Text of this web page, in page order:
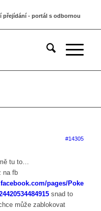
přejídání - portál s odbornou
#14305
tu to…
na fb
pages/Pokec-
snad to
může zablokovat